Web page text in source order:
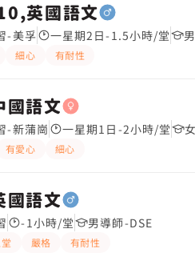
英國語文
-美孚 一星期2日-1.5小時/堂
細心 有耐性
國語文
-新蒲崗 一星期1日-2小時/堂
有愛心 細心
國語文
-1小時/堂 男導師-DSE
嚴格 有耐性